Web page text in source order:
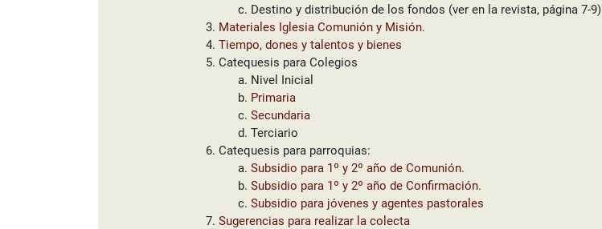
Destino y distribución de los fondos (ver en la revista, página 7-9)
Materiales Iglesia Comunión y Misión.
Tiempo, dones y talentos y bienes
Catequesis para Colegios
Nivel Inicial
Primaria
Secundaria
Terciario
Catequesis para parroquias:
Subsidio para 1º y 2º año de Comunión.
Subsidio para 1º y 2º año de Confirmación.
Subsidio para jóvenes y agentes pastorales
Sugerencias para realizar la colecta